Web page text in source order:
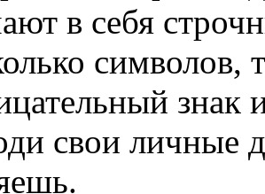
в себя
символов,
свои личные